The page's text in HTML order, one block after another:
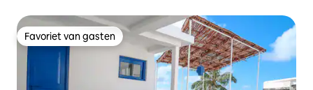
Favoriet van gasten
Favoriet van gasten